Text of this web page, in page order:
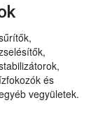
ízfokozók és
vegyületek.